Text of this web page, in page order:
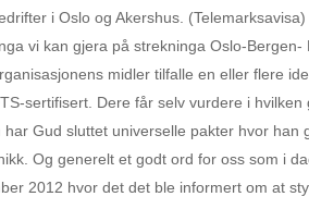
i Oslo og Akershus.
vi kan gjera på strekninga Oslo-
midler tilfalle en eller flere
sertifisert. Dere får selv vurdere i
har Gud sluttet universelle pakter hvor
Og generelt et godt ord for oss som i
2012 hvor det det ble informert om at